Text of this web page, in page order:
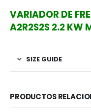
VARIADOR DE
A2R2S2S 2.2 KW
SIZE GUIDE
PRODUCTOS